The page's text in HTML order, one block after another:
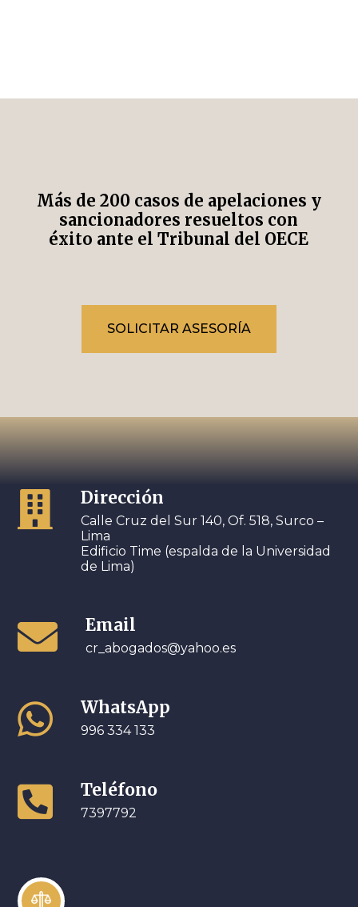
Más de 200 casos de apelaciones y
sancionadores resueltos con
éxito ante el Tribunal del OECE
SOLICITAR ASESORÍA
 Dirección
Calle Cruz del Sur 140, Of. 518, Surco –
Lima
Edificio Time (espalda de la Universidad
de Lima)
 Email
cr_abogados@yahoo.es
 WhatsApp
996 334 133
 Teléfono
7397792